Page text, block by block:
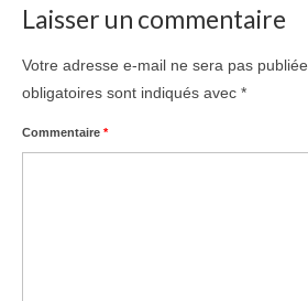
Laisser un commentaire
Votre adresse e-mail ne sera pas publiée.
obligatoires sont indiqués avec *
Commentaire *